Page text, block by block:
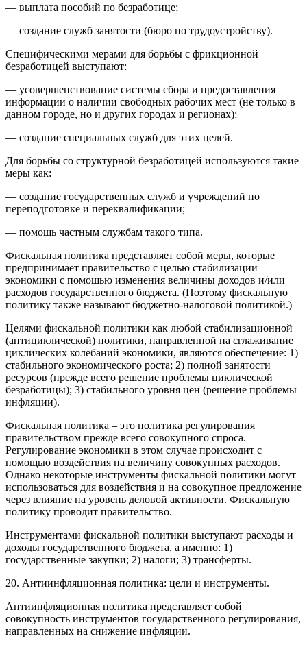
— выплата пособий по безработице;
— создание служб занятости (бюро по трудоустройству).
Специфическими мерами для борьбы с фрикционной
безработицей выступают:
— усовершенствование системы сбора и предоставления
информации о наличии свободных рабочих мест (не только в
данном городе, но и других городах и регионах);
— создание специальных служб для этих целей.
Для борьбы со структурной безработицей используются такие
меры как:
— создание государственных служб и учреждений по
переподготовке и переквалификации;
— помощь частным службам такого типа.
Фискальная политика представляет собой меры, которые
предпринимает правительство с целью стабилизации
экономики с помощью изменения величины доходов и/или
расходов государственного бюджета. (Поэтому фискальную
политику также называют бюджетно-налоговой политикой.)
Целями фискальной политики как любой стабилизационной
(антициклической) политики, направленной на сглаживание
циклических колебаний экономики, являются обеспечение: 1)
стабильного экономического роста; 2) полной занятости
ресурсов (прежде всего решение проблемы циклической
безработицы); 3) стабильного уровня цен (решение проблемы
инфляции).
Фискальная политика – это политика регулирования
правительством прежде всего совокупного спроса.
Регулирование экономики в этом случае происходит с
помощью воздействия на величину совокупных расходов.
Однако некоторые инструменты фискальной политики могут
использоваться для воздействия и на совокупное предложение
через влияние на уровень деловой активности. Фискальную
политику проводит правительство.
Инструментами фискальной политики выступают расходы и
доходы государственного бюджета, а именно: 1)
государственные закупки; 2) налоги; 3) трансферты.
20. Антиинфляционная политика: цели и инструменты.
Антиинфляционная политика представляет собой
совокупность инструментов государственного регулирования,
направленных на снижение инфляции.